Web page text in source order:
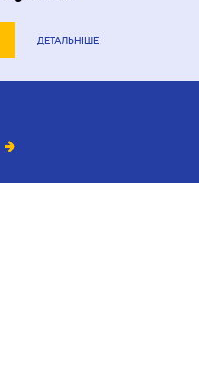
ДЕТАЛЬНІШЕ